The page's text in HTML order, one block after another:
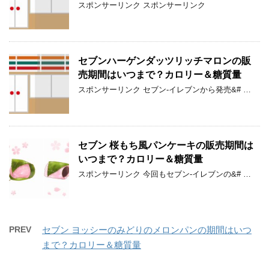
スポンサーリンク スポンサーリンク
セブンハーゲンダッツリッチマロンの販
売期間はいつまで？カロリー＆糖質量
スポンサーリンク セブン-イレブンから発売&# …
セブン 桜もち風パンケーキの販売期間は
いつまで？カロリー＆糖質量
スポンサーリンク 今回もセブン-イレブンの&# …
PREV
セブン ヨッシーのみどりのメロンパンの期間はいつ
まで？カロリー＆糖質量